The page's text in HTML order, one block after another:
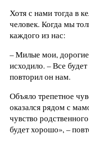
Хотя с нами тогда в
человек. Когда мы
каждого из нас:
– Милые мои,
исходило. – Все
повторил он нам.
Объяло трепетное
оказался рядом с
чувство
будет хорошо», –